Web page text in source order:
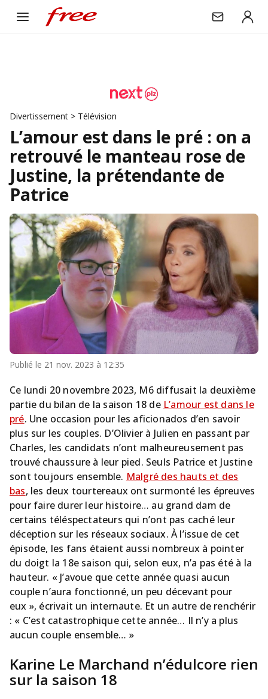
Divertissement > Télévision
L’amour est dans le pré : on a
retrouvé le manteau rose de
Justine, la prétendante de
Patrice
Publié le 21 nov. 2023 à 12:35
Ce lundi 20 novembre 2023, M6 diffusait la deuxième
partie du bilan de la saison 18 de L’amour est dans le
pré. Une occasion pour les aficionados d’en savoir
plus sur les couples. D’Olivier à Julien en passant par
Charles, les candidats n’ont malheureusement pas
trouvé chaussure à leur pied. Seuls Patrice et Justine
sont toujours ensemble. Malgré des hauts et des
bas, les deux tourtereaux ont surmonté les épreuves
pour faire durer leur histoire… au grand dam de
certains téléspectateurs qui n’ont pas caché leur
déception sur les réseaux sociaux. À l’issue de cet
épisode, les fans étaient aussi nombreux à pointer
du doigt la 18e saison qui, selon eux, n’a pas été à la
hauteur. « J’avoue que cette année quasi aucun
couple n’aura fonctionné, un peu décevant pour
eux », écrivait un internaute. Et un autre de renchérir
: « C’est catastrophique cette année… Il n’y a plus
aucun couple ensemble… »
Karine Le Marchand n’édulcore rien
sur la saison 18